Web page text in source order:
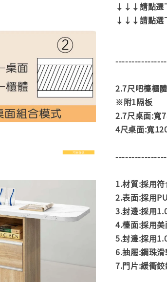
↓↓↓請點選
↓↓↓請點選
2.7尺吧檯櫃
※附1隔板
2.7尺桌面:寬
4尺桌面:寬
1.材質:採用
2.表面:採用
3.封邊:採用
4.檯面:採用
5.封邊:採用
6.抽屜:鋼珠
7.門片:緩衝